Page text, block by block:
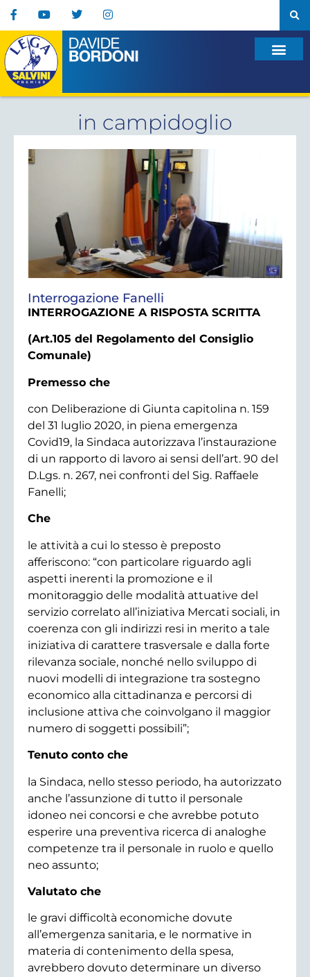
in campidoglio
Interrogazione Fanelli
INTERROGAZIONE A RISPOSTA SCRITTA
(Art.105 del Regolamento del Consiglio
Comunale)
Premesso che
con Deliberazione di Giunta capitolina n. 159
del 31 luglio 2020, in piena emergenza
Covid19, la Sindaca autorizzava l’instaurazione
di un rapporto di lavoro ai sensi dell’art. 90 del
D.Lgs. n. 267, nei confronti del Sig. Raffaele
Fanelli;
Che
le attività a cui lo stesso è preposto
afferiscono: “con particolare riguardo agli
aspetti inerenti la promozione e il
monitoraggio delle modalità attuative del
servizio correlato all’iniziativa Mercati sociali, in
coerenza con gli indirizzi resi in merito a tale
iniziativa di carattere trasversale e dalla forte
rilevanza sociale, nonché nello sviluppo di
nuovi modelli di integrazione tra sostegno
economico alla cittadinanza e percorsi di
inclusione attiva che coinvolgano il maggior
numero di soggetti possibili”;
Tenuto conto che
la Sindaca, nello stesso periodo, ha autorizzato
anche l’assunzione di tutto il personale
idoneo nei concorsi e che avrebbe potuto
esperire una preventiva ricerca di analoghe
competenze tra il personale in ruolo e quello
neo assunto;
Valutato che
le gravi difficoltà economiche dovute
all’emergenza sanitaria, e le normative in
materia di contenimento della spesa,
avrebbero dovuto determinare un diverso